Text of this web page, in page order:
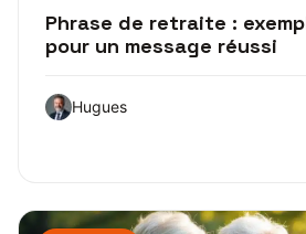
Phrase de retraite :
pour un message réussi
Hugues